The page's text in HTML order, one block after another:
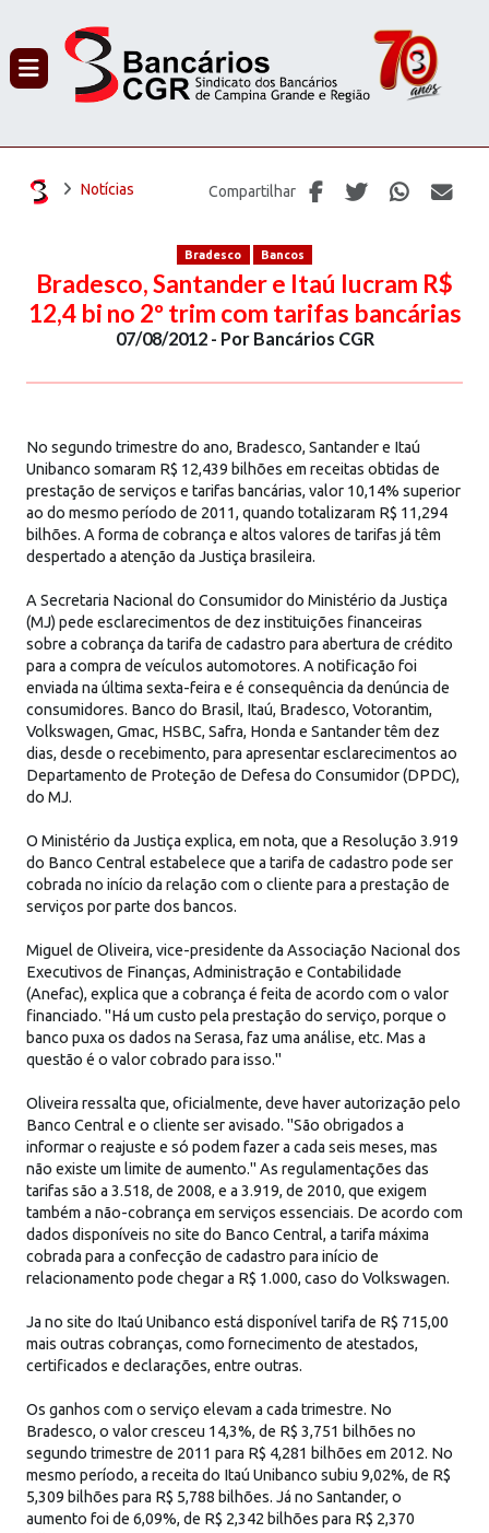
Notícias Compartilhar
Bradesco Bancos
Bradesco, Santander e Itaú lucram R$
12,4 bi no 2º trim com tarifas bancárias
07/08/2012 - Por Bancários CGR
No segundo trimestre do ano, Bradesco, Santander e Itaú
Unibanco somaram R$ 12,439 bilhões em receitas obtidas de
prestação de serviços e tarifas bancárias, valor 10,14% superior
ao do mesmo período de 2011, quando totalizaram R$ 11,294
bilhões. A forma de cobrança e altos valores de tarifas já têm
despertado a atenção da Justiça brasileira.
A Secretaria Nacional do Consumidor do Ministério da Justiça
(MJ) pede esclarecimentos de dez instituições financeiras
sobre a cobrança da tarifa de cadastro para abertura de crédito
para a compra de veículos automotores. A notificação foi
enviada na última sexta-feira e é consequência da denúncia de
consumidores. Banco do Brasil, Itaú, Bradesco, Votorantim,
Volkswagen, Gmac, HSBC, Safra, Honda e Santander têm dez
dias, desde o recebimento, para apresentar esclarecimentos ao
Departamento de Proteção de Defesa do Consumidor (DPDC),
do MJ.
O Ministério da Justiça explica, em nota, que a Resolução 3.919
do Banco Central estabelece que a tarifa de cadastro pode ser
cobrada no início da relação com o cliente para a prestação de
serviços por parte dos bancos.
Miguel de Oliveira, vice-presidente da Associação Nacional dos
Executivos de Finanças, Administração e Contabilidade
(Anefac), explica que a cobrança é feita de acordo com o valor
financiado. "Há um custo pela prestação do serviço, porque o
banco puxa os dados na Serasa, faz uma análise, etc. Mas a
questão é o valor cobrado para isso."
Oliveira ressalta que, oficialmente, deve haver autorização pelo
Banco Central e o cliente ser avisado. "São obrigados a
informar o reajuste e só podem fazer a cada seis meses, mas
não existe um limite de aumento." As regulamentações das
tarifas são a 3.518, de 2008, e a 3.919, de 2010, que exigem
também a não-cobrança em serviços essenciais. De acordo com
dados disponíveis no site do Banco Central, a tarifa máxima
cobrada para a confecção de cadastro para início de
relacionamento pode chegar a R$ 1.000, caso do Volkswagen.
Ja no site do Itaú Unibanco está disponível tarifa de R$ 715,00
mais outras cobranças, como fornecimento de atestados,
certificados e declarações, entre outras.
Os ganhos com o serviço elevam a cada trimestre. No
Bradesco, o valor cresceu 14,3%, de R$ 3,751 bilhões no
segundo trimestre de 2011 para R$ 4,281 bilhões em 2012. No
mesmo período, a receita do Itaú Unibanco subiu 9,02%, de R$
5,309 bilhões para R$ 5,788 bilhões. Já no Santander, o
aumento foi de 6,09%, de R$ 2,342 bilhões para R$ 2,370